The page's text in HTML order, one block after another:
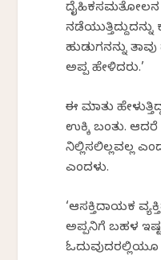
ದೈಹಿಕಸಮತೋಲನ
ಹುಡುಗನನ್ನು
ಅಪ್ಪ ಹೇಳಿದರು.’
ಈ ಮಾತು
ಉಕ್ಕಿ ಬಂತು.
ನಿಲ್ಲಿಸಲಿಲ್ಲವಲ್ಲ
ಎಂದಳು.
‘ಆಸಕ್ತಿದಾಯಕ
ಅಪ್ಪನಿಗೆ ಬಹಳ
ಓದುವುದರಲ್ಲಿಯೂ